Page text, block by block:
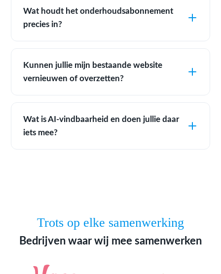
Wat houdt het onderhoudsabonnement
precies in?
Kunnen jullie mijn bestaande website
vernieuwen of overzetten?
Wat is AI-vindbaarheid en doen jullie daar
iets mee?
Trots op elke samenwerking
Bedrijven waar wij mee samenwerken